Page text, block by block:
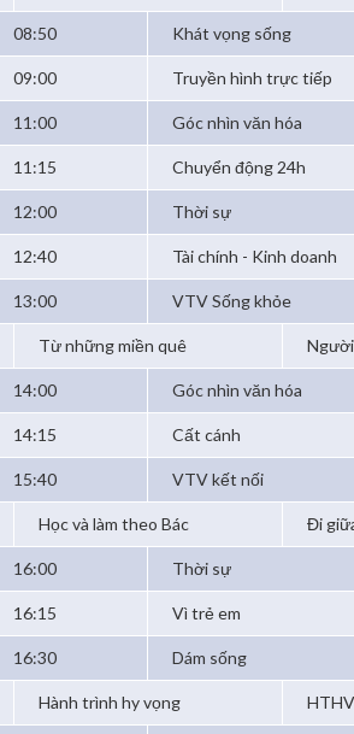
08:50 Khát vọng sống
09:00 Truyền hình trực tiếp
11:00 Góc nhìn văn hóa
11:15 Chuyển động 24h
12:00 Thời sự
12:40 Tài chính - Kinh doanh
13:00 VTV Sống khỏe
Từ những miền quê
14:00 Góc nhìn văn hóa
14:15 Cất cánh
15:40 VTV kết nối
Học và làm theo Bác Đi
16:00 Thời sự
16:15 Vì trẻ em
16:30 Dám sống
Hành trình hy vọng